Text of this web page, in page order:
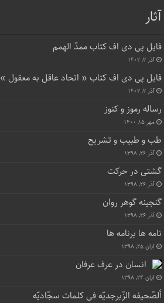
آثار
فایل پی دی اف کتاب ممدّ الهمم
آذر ۲, ۱۴۰۲
فایل پی دی اف کتاب « اتحاد عاقل به معقول »
آذر ۲, ۱۴۰۲
رساله رموز و کنوز
مهر ۱۵, ۱۴۰۰
طب و طبیب و تشریح
آذر ۲۶, ۱۳۹۸
گشتی در حرکت
آذر ۲۶, ۱۳۹۸
گنجینه گوهر روان
آذر ۲۶, ۱۳۹۸
نامه ها برنامه ها
آبان ۲۵, ۱۳۹۸
انسان در عرف عرفان
آبان ۲۴, ۱۳۹۸
ألصّحیفه الزّبرجدیّه فی کلمات سجّادیّه